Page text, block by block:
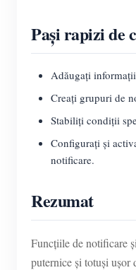
Pași rapizi de
Adăugați
Creați grupuri de
Stabiliți condiții
Configurați și
notificare.
Rezumat
Funcțiile de notificare
puternice și totuși ușor